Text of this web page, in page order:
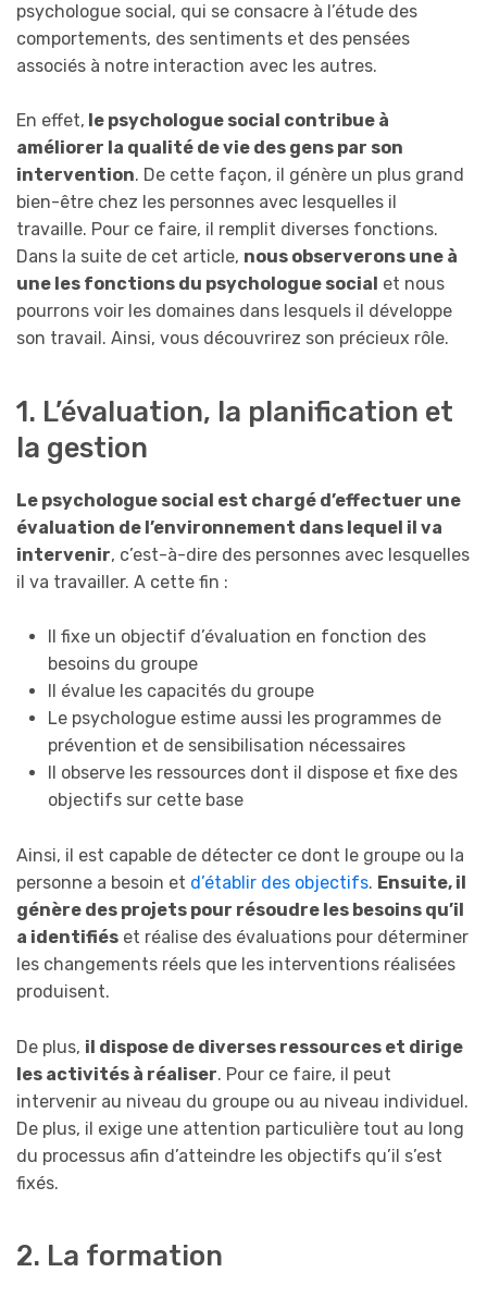
psychologue social, qui se consacre à l’étude des
comportements, des sentiments et des pensées
associés à notre interaction avec les autres.
En effet, le psychologue social contribue à
améliorer la qualité de vie des gens par son
intervention. De cette façon, il génère un plus grand
bien-être chez les personnes avec lesquelles il
travaille. Pour ce faire, il remplit diverses fonctions.
Dans la suite de cet article, nous observerons une à
une les fonctions du psychologue social et nous
pourrons voir les domaines dans lesquels il développe
son travail. Ainsi, vous découvrirez son précieux rôle.
1. L’évaluation, la planification et
la gestion
Le psychologue social est chargé d’effectuer une
évaluation de l’environnement dans lequel il va
intervenir, c’est-à-dire des personnes avec lesquelles
il va travailler. A cette fin :
Il fixe un objectif d’évaluation en fonction des
besoins du groupe
Il évalue les capacités du groupe
Le psychologue estime aussi les programmes de
prévention et de sensibilisation nécessaires
Il observe les ressources dont il dispose et fixe des
objectifs sur cette base
Ainsi, il est capable de détecter ce dont le groupe ou la
personne a besoin et d’établir des objectifs. Ensuite, il
génère des projets pour résoudre les besoins qu’il
a identifiés et réalise des évaluations pour déterminer
les changements réels que les interventions réalisées
produisent.
De plus, il dispose de diverses ressources et dirige
les activités à réaliser. Pour ce faire, il peut
intervenir au niveau du groupe ou au niveau individuel.
De plus, il exige une attention particulière tout au long
du processus afin d’atteindre les objectifs qu’il s’est
fixés.
2. La formation